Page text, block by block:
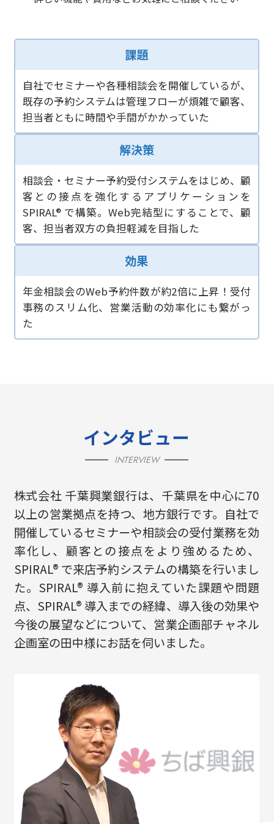
課題
自社でセミナーや各種相談会を開催しているが、
既存の予約システムは管理フローが煩雑で顧客、
担当者ともに時間や手間がかかっていた
解決策
相談会・セミナー予約受付システムをはじめ、顧
客との接点を強化するアプリケーションを
SPIRAL® で構築。Web完結型にすることで、顧
客、担当者双方の負担軽減を目指した
効果
年金相談会のWeb予約件数が約2倍に上昇！受付
事務のスリム化、営業活動の効率化にも繋がっ
た
インタビュー
INTERVIEW
株式会社 千葉興業銀行は、千葉県を中心に70
以上の営業拠点を持つ、地方銀行です。自社で
開催しているセミナーや相談会の受付業務を効
率化し、顧客との接点をより強めるため、
SPIRAL® で来店予約システムの構築を行いまし
た。SPIRAL® 導入前に抱えていた課題や問題
点、SPIRAL® 導入までの経緯、導入後の効果や
今後の展望などについて、営業企画部チャネル
企画室の田中様にお話を伺いました。